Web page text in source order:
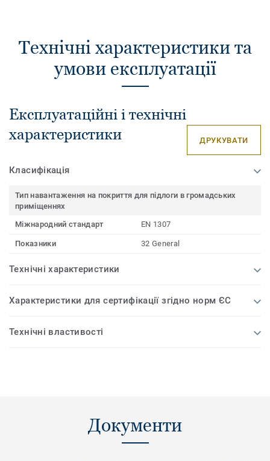
Технічні характеристики та
умови експлуатації
Експлуатаційні і технічні
характеристики
ДРУКУВАТИ
Класифікація
Тип навантаження на покриття для підлоги в громадських
приміщеннях
Міжнародний стандарт
EN 1307
Показники 32 General
Технічні характеристики
Характеристики для сертифікації згідно норм ЄС
Технічні властивості
Документи